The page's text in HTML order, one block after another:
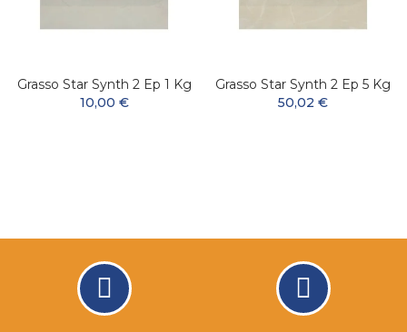
Grasso Star Synth 2 Ep 1 Kg
10,00 €
Grasso Star Synth 2 Ep 5 Kg
50,02 €